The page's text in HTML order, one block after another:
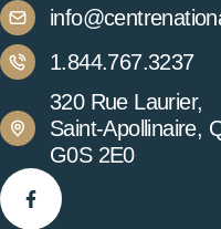
1.844.767.3237
320 Rue Laurier,
Saint-Apollinaire,
G0S 2E0